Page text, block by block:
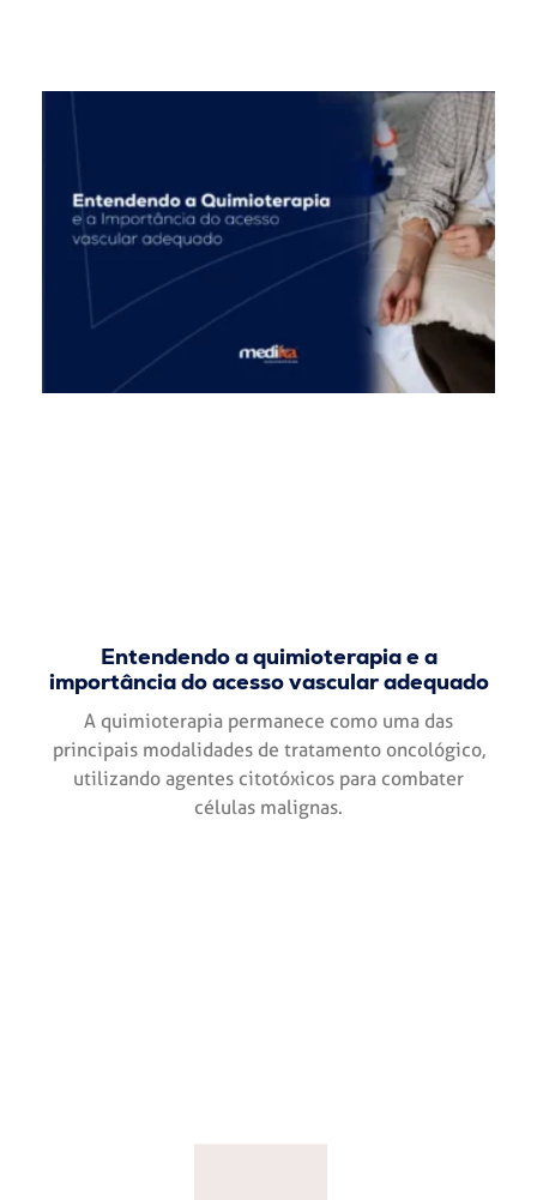
Entendendo a quimioterapia e a
importância do acesso vascular adequado
A quimioterapia permanece como uma das
principais modalidades de tratamento oncológico,
utilizando agentes citotóxicos para combater
células malignas.